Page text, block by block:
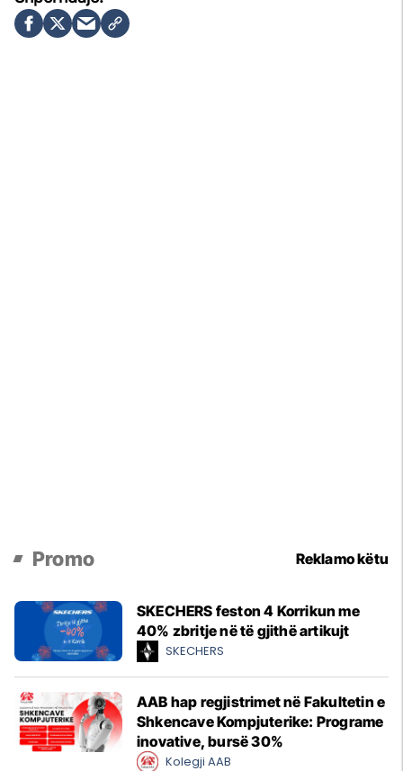
Promo Reklamo këtu
SKECHERS feston 4 Korrikun me
40% zbritje në të gjithë artikujt
SKECHERS
AAB hap regjistrimet në Fakultetin e
Shkencave Kompjuterike: Programe
inovative, bursë 30%
Kolegji AAB